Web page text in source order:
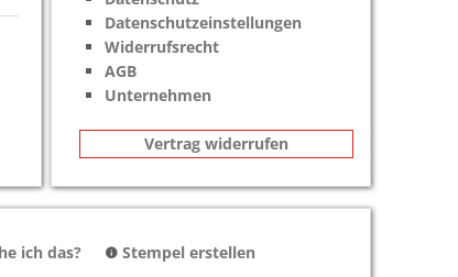
Datenschutzeinstellungen
Widerrufsrecht
AGB
Unternehmen
Vertrag widerrufen
ich das?
Stempel erstellen